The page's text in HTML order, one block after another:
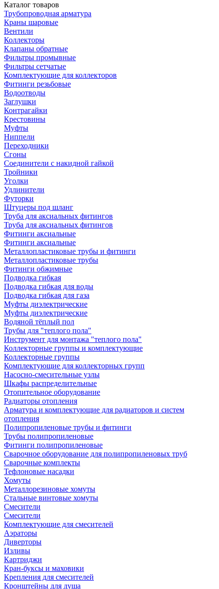
Каталог товаров
Трубопроводная арматура
Краны шаровые
Вентили
Коллекторы
Клапаны обратные
Фильтры промывные
Фильтры сетчатые
Комплектующие для коллекторов
Фитинги резьбовые
Водоотводы
Заглушки
Контрагайки
Крестовины
Муфты
Ниппели
Переходники
Сгоны
Соединители с накидной гайкой
Тройники
Уголки
Удлинители
Футорки
Штуцеры под шланг
Труба для аксиальных фитингов
Труба для аксиальных фитингов
Фитинги аксиальные
Фитинги аксиальные
Металлопластиковые трубы и фитинги
Металлопластиковые трубы
Фитинги обжимные
Подводка гибкая
Подводка гибкая для воды
Подводка гибкая для газа
Муфты диэлектрические
Муфты диэлектрические
Водяной тёплый пол
Трубы для "теплого пола"
Инструмент для монтажа "теплого пола"
Коллекторные группы и комплектующие
Коллекторные группы
Комплектующие для коллекторных групп
Насосно-смесительные узлы
Шкафы распределительные
Отопительное оборудование
Радиаторы отопления
Арматура и комплектующие для радиаторов и систем
отопления
Полипропиленовые трубы и фитинги
Трубы полипропиленовые
Фитинги полипропиленовые
Сварочное оборудование для полипропиленовых труб
Сварочные комплекты
Тефлоновые насадки
Хомуты
Металлорезиновые хомуты
Стальные винтовые хомуты
Смесители
Смесители
Комплектующие для смесителей
Аэраторы
Диверторы
Изливы
Картриджи
Кран-буксы и маховики
Крепления для смесителей
Кронштейны для душа